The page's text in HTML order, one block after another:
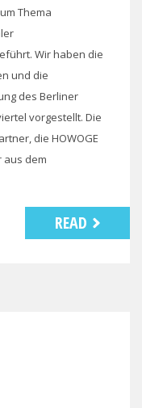
Thema
Wir haben die
und die
des Berliner
vorgestellt. Die
die HOWOGE
aus dem
READ